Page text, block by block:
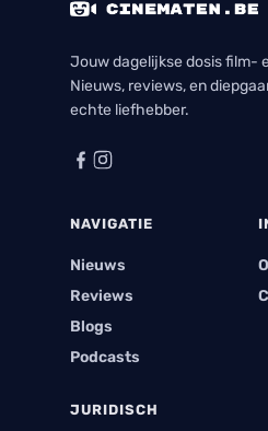
Jouw dagelijkse dosis film-
Nieuws, reviews, en
echte liefhebber.
NAVIGATIE
Nieuws
Reviews
Blogs
Podcasts
JURIDISCH